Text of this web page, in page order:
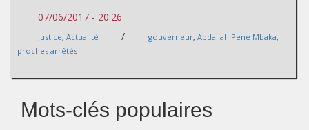
07/06/2017 - 20:26
Justice, Actualité / gouverneur, Abdallah Pene Mbaka,
proches arrêtés
Mots-clés populaires